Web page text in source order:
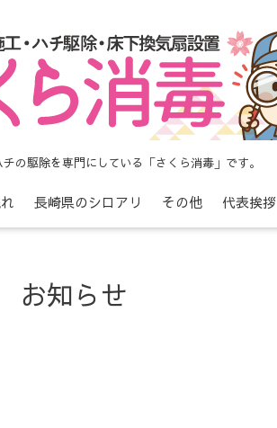
の駆除を専門にしている「さくら消毒」です。
長崎県のシロアリ その他 代表挨拶
お知らせ